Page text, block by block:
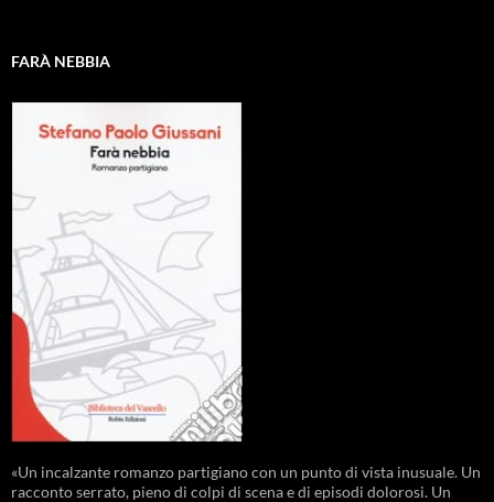
FARÀ NEBBIA
«Un incalzante romanzo partigiano con un punto di vista inusuale. Un
racconto serrato, pieno di colpi di scena e di episodi dolorosi. Un